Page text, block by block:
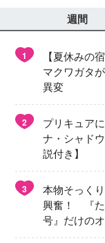
週間
1
【夏休みの
マクワガタ
異変
2
プリキュア
ナ・シャド
説付き】
3
本物そっく
興奮！ 『た
号』だけの
ア くるく